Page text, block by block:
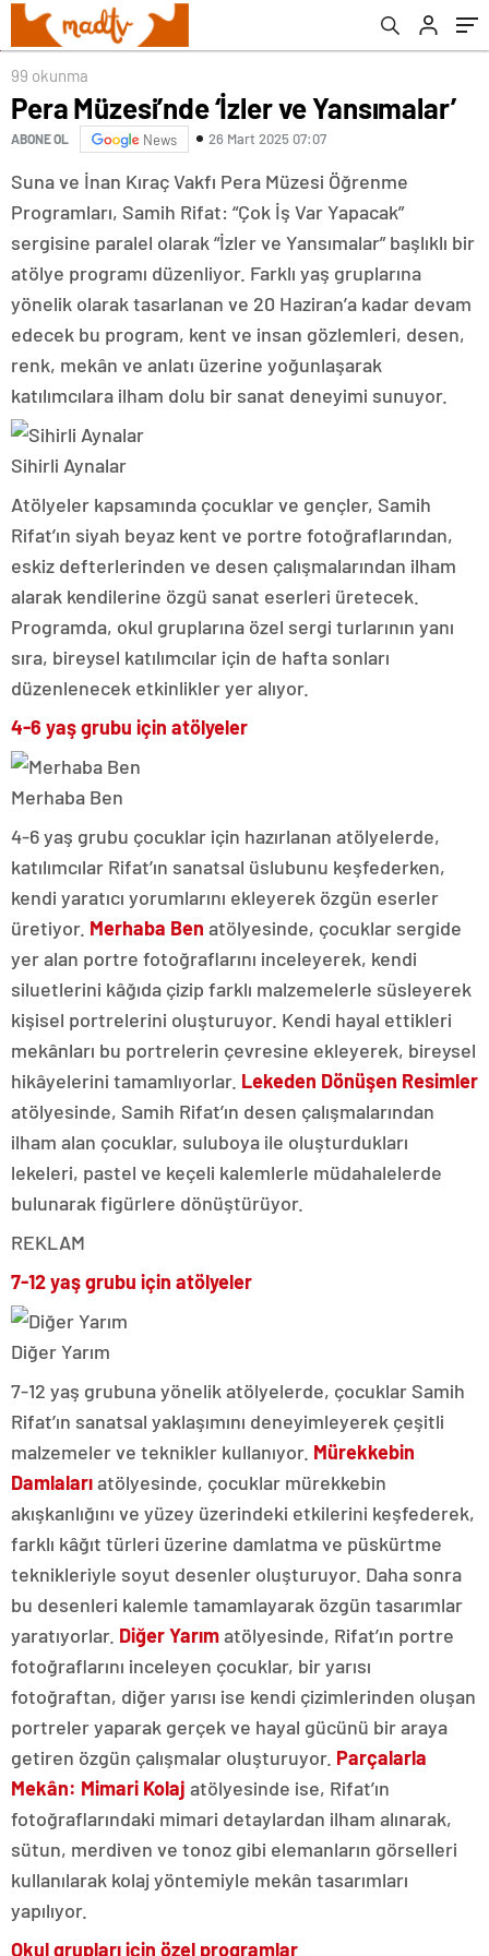
99 okunma
Pera Müzesi’nde ‘İzler ve Yansımalar’
ABONE OL News 26 Mart 2025 07:07
Suna ve İnan Kıraç Vakfı Pera Müzesi Öğrenme
Programları, Samih Rifat: “Çok İş Var Yapacak”
sergisine paralel olarak “İzler ve Yansımalar” başlıklı bir
atölye programı düzenliyor. Farklı yaş gruplarına
yönelik olarak tasarlanan ve 20 Haziran’a kadar devam
edecek bu program, kent ve insan gözlemleri, desen,
renk, mekân ve anlatı üzerine yoğunlaşarak
katılımcılara ilham dolu bir sanat deneyimi sunuyor.
Sihirli Aynalar
Atölyeler kapsamında çocuklar ve gençler, Samih
Rifat’ın siyah beyaz kent ve portre fotoğraflarından,
eskiz defterlerinden ve desen çalışmalarından ilham
alarak kendilerine özgü sanat eserleri üretecek.
Programda, okul gruplarına özel sergi turlarının yanı
sıra, bireysel katılımcılar için de hafta sonları
düzenlenecek etkinlikler yer alıyor.
4-6 yaş grubu için atölyeler
Merhaba Ben
4-6 yaş grubu çocuklar için hazırlanan atölyelerde,
katılımcılar Rifat’ın sanatsal üslubunu keşfederken,
kendi yaratıcı yorumlarını ekleyerek özgün eserler
üretiyor. Merhaba Ben atölyesinde, çocuklar sergide
yer alan portre fotoğraflarını inceleyerek, kendi
siluetlerini kâğıda çizip farklı malzemelerle süsleyerek
kişisel portrelerini oluşturuyor. Kendi hayal ettikleri
mekânları bu portrelerin çevresine ekleyerek, bireysel
hikâyelerini tamamlıyorlar. Lekeden Dönüşen Resimler
atölyesinde, Samih Rifat’ın desen çalışmalarından
ilham alan çocuklar, suluboya ile oluşturdukları
lekeleri, pastel ve keçeli kalemlerle müdahalelerde
bulunarak figürlere dönüştürüyor.
REKLAM
7-12 yaş grubu için atölyeler
Diğer Yarım
7-12 yaş grubuna yönelik atölyelerde, çocuklar Samih
Rifat’ın sanatsal yaklaşımını deneyimleyerek çeşitli
malzemeler ve teknikler kullanıyor. Mürekkebin
Damlalarıatölyesinde, çocuklar mürekkebin
akışkanlığını ve yüzey üzerindeki etkilerini keşfederek,
farklı kâğıt türleri üzerine damlatma ve püskürtme
teknikleriyle soyut desenler oluşturuyor. Daha sonra
bu desenleri kalemle tamamlayarak özgün tasarımlar
yaratıyorlar. Diğer Yarımatölyesinde, Rifat’ın portre
fotoğraflarını inceleyen çocuklar, bir yarısı
fotoğraftan, diğer yarısı ise kendi çizimlerinden oluşan
portreler yaparak gerçek ve hayal gücünü bir araya
getiren özgün çalışmalar oluşturuyor. Parçalarla
Mekân: Mimari Kolaj atölyesinde ise, Rifat’ın
fotoğraflarındaki mimari detaylardan ilham alınarak,
sütun, merdiven ve tonoz gibi elemanların görselleri
kullanılarak kolaj yöntemiyle mekân tasarımları
yapılıyor.
Okul grupları için özel programlar